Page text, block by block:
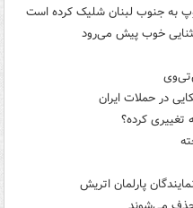
خوب پیش می‌رود
در حملات ایران
تغییری کرده؟
پارلمان اتریش